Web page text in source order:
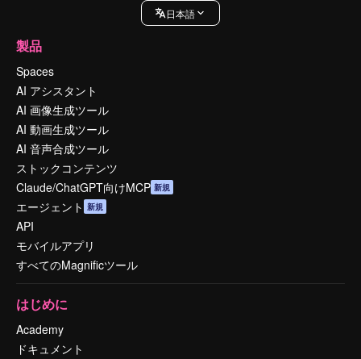
日本語
製品
Spaces
AI アシスタント
AI 画像生成ツール
AI 動画生成ツール
AI 音声合成ツール
ストックコンテンツ
Claude/ChatGPT向けMCP 新規
エージェント 新規
API
モバイルアプリ
すべてのMagnificツール
はじめに
Academy
ドキュメント